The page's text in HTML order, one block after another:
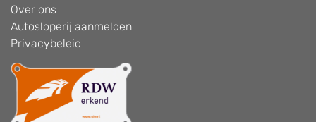
Over ons
Autosloperij aanmelden
Privacybeleid